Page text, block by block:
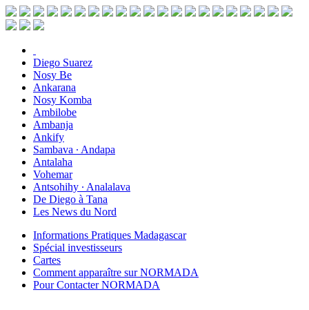
Diego Suarez
Nosy Be
Ankarana
Nosy Komba
Ambilobe
Ambanja
Ankify
Sambava ∙ Andapa
Antalaha
Vohemar
Antsohihy ∙ Analalava
De Diego à Tana
Les News du Nord
Informations Pratiques Madagascar
Spécial investisseurs
Cartes
Comment apparaître sur NORMADA
Pour Contacter NORMADA